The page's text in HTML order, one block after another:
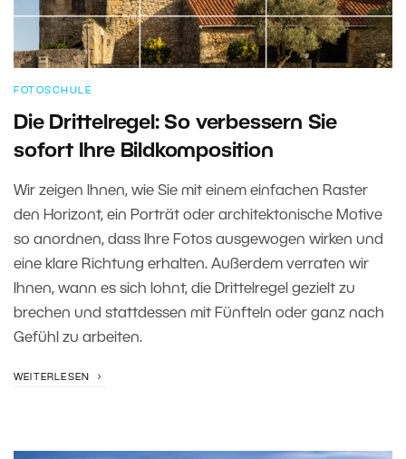
FOTOSCHULE
Die Drittelregel: So verbessern Sie
sofort Ihre Bildkomposition
Wir zeigen Ihnen, wie Sie mit einem einfachen Raster
den Horizont, ein Porträt oder architektonische Motive
so anordnen, dass Ihre Fotos ausgewogen wirken und
eine klare Richtung erhalten. Außerdem verraten wir
Ihnen, wann es sich lohnt, die Drittelregel gezielt zu
brechen und stattdessen mit Fünfteln oder ganz nach
Gefühl zu arbeiten.
WEITERLESEN